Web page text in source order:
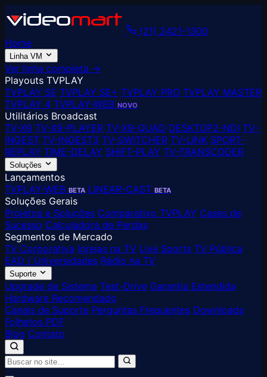
(21) 2421-1300
Home
Linha VM
Ver linha completa →
Playouts TVPLAY
TVPLAY SE TVPLAY SE+ TVPLAY PRO TVPLAY MASTER
TVPLAY 4 TVPLAY-WEB NOVO
Utilitários Broadcast
TV-X9 TV-X9-PLAYER TV-X9-QUAD DESKTOP2-NDI TV-
INGEST TV-INGEST3 TV-SWITCHER TV-LINK SPORT-
REPLAY TIME-DELAY SHIFT-PLAY TV-TRANSCODER
Soluções
Lançamentos
TVPLAY-WEB BETA LINEAR-CAST BETA
Soluções Gerais
Projetos e Soluções Comparativo TVPLAY Cases de
Sucesso Calculadora de Perdas
Segmentos de Mercado
TV Corporativa Igrejas na TV Live Sports TV Pública
EAD / Universidades Rádio na TV
Suporte
Upgrade de Sistema Test-Drive Garantia Estendida
Hardware Recomendado
Canais de Suporte Perguntas Frequentes Downloads
Folhetos PDF
Blog Contato